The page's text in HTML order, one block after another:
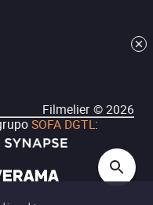
Filmelier ©2026
SOFA DGTL: